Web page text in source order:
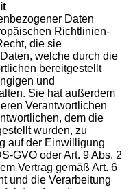
Daten
Richtlinien-
die sie
welche durch die
bereitgestellt
und
Sie hat außerdem
Verantwortlichen
dem die
wurden, zu
auf der Einwilligung
GVO oder Art. 9 Abs. 2
Vertrag gemäß Art. 6
und die Verarbeitung